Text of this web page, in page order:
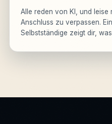
Alle reden von KI, und leise
Anschluss zu verpassen.
Selbstständige zeigt dir,